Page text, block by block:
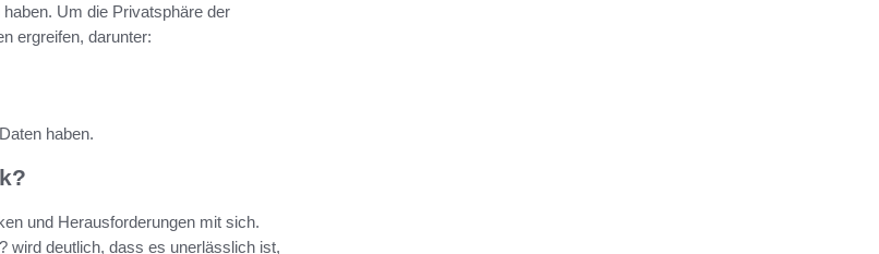
Um die Privatsphäre der
ergreifen, darunter:
haben.
und Herausforderungen mit sich.
? wird deutlich, dass es unerlässlich ist,